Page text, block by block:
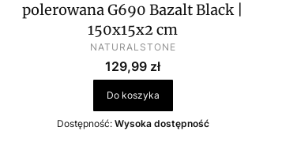
polerowana G690 Bazalt Black |
150x15x2 cm
PRODUCENT
NATURALSTONE
Cena
129,99 zł
Do koszyka
Dostępność: Wysoka dostępność